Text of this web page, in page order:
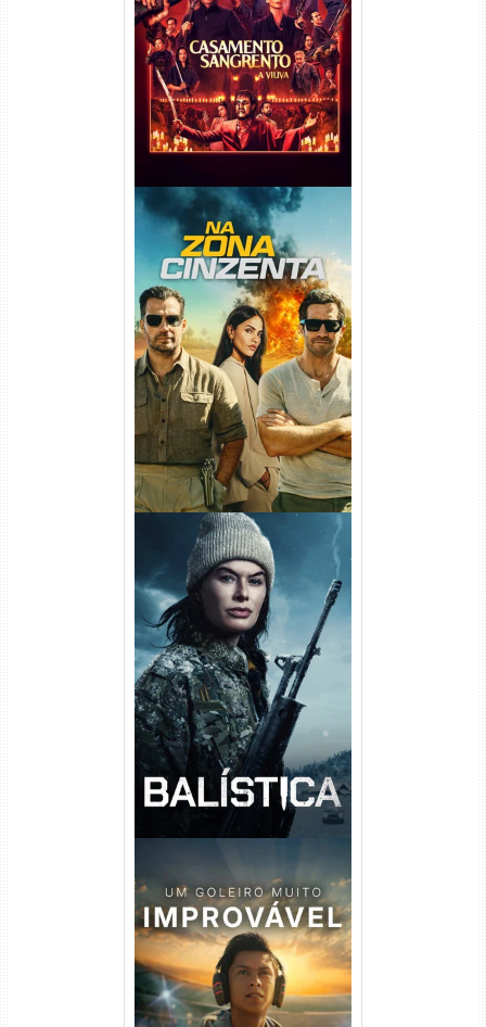
Casamento Sangrento: A
Viúva Torrent (2026) WEB-DL
720p/1080p/4K Dual Áudio
Na Zona Cinzenta Torrent
(2026) WEB-DL 1080p/4K
Dual Áudio
Balística Torrent (2025) WEB-
DL 1080p Dual Áudio
Um Goleiro Muito Improvável
Torrent (2026) WEB-DL 1080p
Dual Áudio